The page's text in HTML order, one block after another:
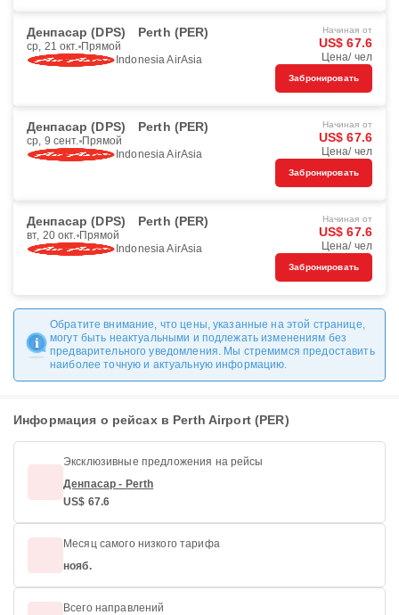
Денпасар (DPS) Perth (PER)
ср, 21 окт. Прямой
Indonesia AirAsia
Начиная от
US$ 67.6
Цена/ чел
Забронировать
Денпасар (DPS) Perth (PER)
ср, 9 сент. Прямой
Indonesia AirAsia
Начиная от
US$ 67.6
Цена/ чел
Забронировать
Денпасар (DPS) Perth (PER)
вт, 20 окт. Прямой
Indonesia AirAsia
Начиная от
US$ 67.6
Цена/ чел
Забронировать
Обратите внимание, что цены, указанные на этой странице,
могут быть неактуальными и подлежать изменениям без
предварительного уведомления. Мы стремимся предоставить
наиболее точную и актуальную информацию.
Информация о рейсах в Perth Airport (PER)
Эксклюзивные предложения на рейсы
Денпасар - Perth
US$ 67.6
Месяц самого низкого тарифа
нояб.
Всего направлений